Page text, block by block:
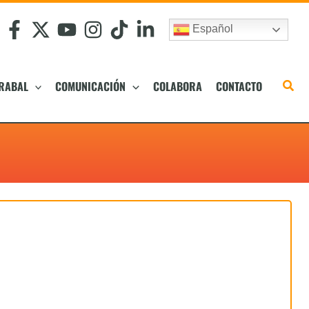
Español
COMUNICACIÓN COLABORA CONTACTO